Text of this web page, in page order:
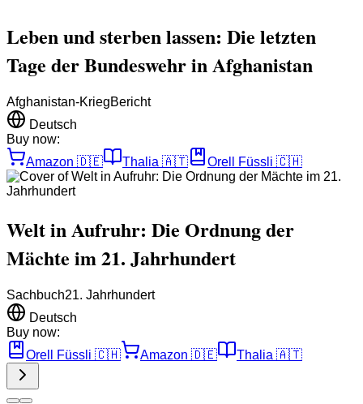
Leben und sterben lassen: Die letzten
Tage der Bundeswehr in Afghanistan
Afghanistan-KriegBericht
Deutsch
Buy now:
Amazon 🇩🇪 Thalia 🇦🇹 Orell Füssli 🇨🇭
Welt in Aufruhr: Die Ordnung der
Mächte im 21. Jahrhundert
Sachbuch21. Jahrhundert
Deutsch
Buy now:
Orell Füssli 🇨🇭 Amazon 🇩🇪 Thalia 🇦🇹